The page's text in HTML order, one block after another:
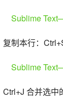
复制本行：
Ctrl+J 合并选中